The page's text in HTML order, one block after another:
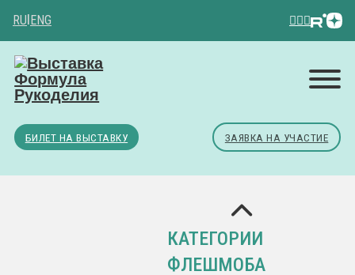
RU ENG
БИЛЕТ НА ВЫСТАВКУ ЗАЯВКА НА УЧАСТИЕ
КАТЕГОРИИ
ФЛЕШМОБА